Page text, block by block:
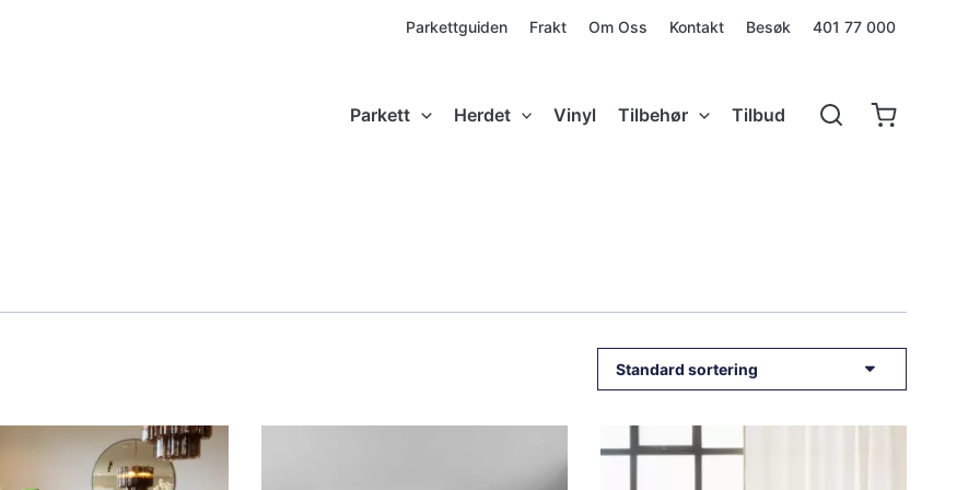
Parkettguiden Frakt Om Oss Kontakt Besøk 401 77 000
Parkett Herdet Vinyl Tilbehør Tilbud